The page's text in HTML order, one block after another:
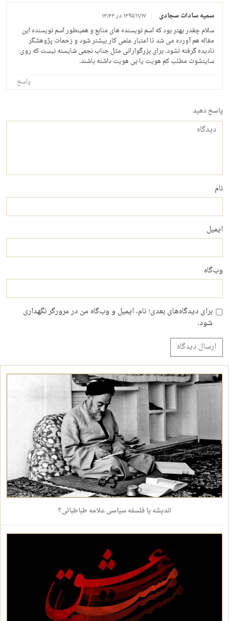
سمیه سادات سجادی ۱۳۹۵/۱۱/۱۷ در ۱۳:۴۳
سلام چقدر بهتر بود که اسم نویسنده های منابع و همینطور اسم نویسنده این
مقاله هم آورده می شد تا اعتبار علمی کار بیشتر شود و زحمات پژوهشگر
نادیده گرفته نشود. برای بزرگوارانی مثل جناب نجمی شایسته نیست که روی
سایتشوت مطلب کم هویت یا بی هویت داشته باشند.
پاسخ
پاسخ دهید
دیدگاه
نام
ایمیل
وب‌گاه
برای دیدگاه‌های بعدی؛ نام، ایمیل و وب‌گاه من در مرورگر نگهداری
شود.
اندیشه یا فلسفه سیاسی علامه طباطبائی؟